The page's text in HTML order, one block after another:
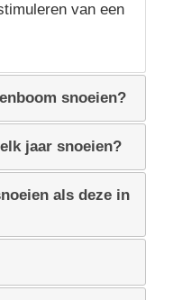
van een
snoeien?
jaar snoeien?
als deze in